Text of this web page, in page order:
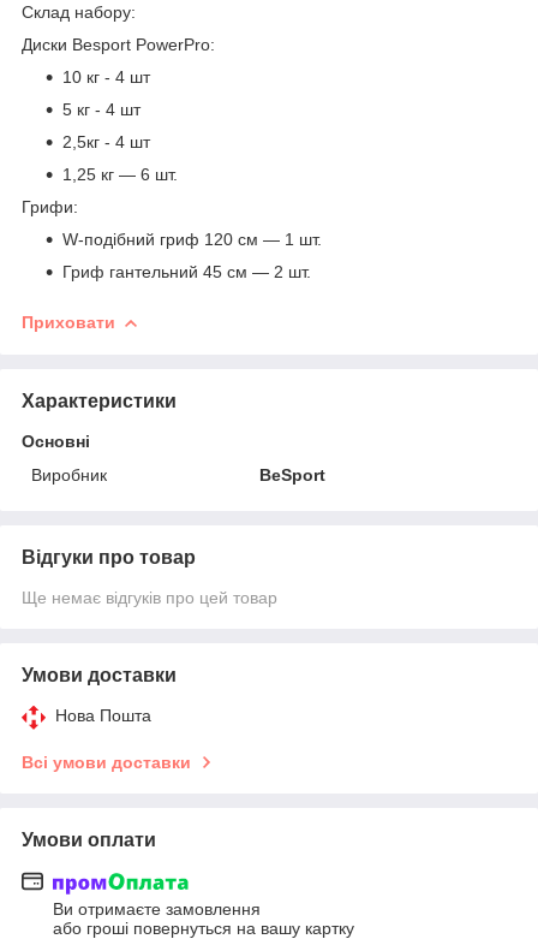
Склад набору:
Диски Besport PowerPro:
10 кг - 4 шт
5 кг - 4 шт
2,5кг - 4 шт
1,25 кг — 6 шт.
Грифи:
W-подібний гриф 120 см — 1 шт.
Гриф гантельний 45 см — 2 шт.
Приховати
Характеристики
Основні
Виробник
BeSport
Відгуки про товар
Ще немає відгуків про цей товар
Умови доставки
Нова Пошта
Всі умови доставки
Умови оплати
Ви отримаєте замовлення
або гроші повернуться на вашу картку